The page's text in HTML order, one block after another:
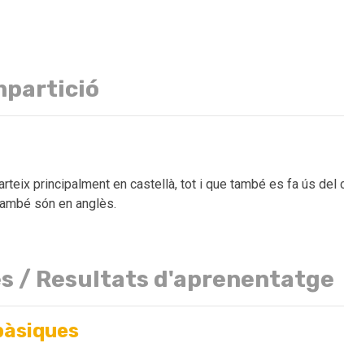
principalment en castellà, tot i que també es fa ús
són en anglès.
/ Resultats d'aprenentatge